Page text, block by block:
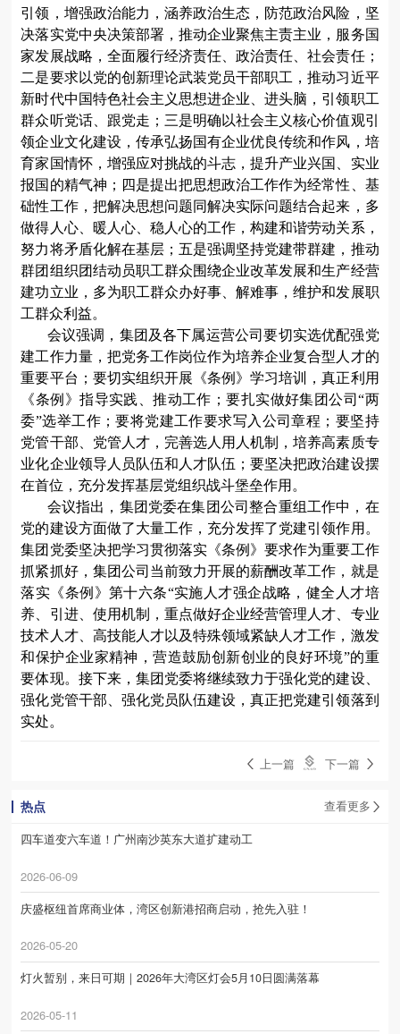
引领，增强政治能力，涵养政治生态，防范政治风险，坚
决落实党中央决策部署，推动企业聚焦主责主业，服务国
家发展战略，全面履行经济责任、政治责任、社会责任；
二是要求以党的创新理论武装党员干部职工，推动习近平
新时代中国特色社会主义思想进企业、进头脑，引领职工
群众听党话、跟党走；三是明确以社会主义核心价值观引
领企业文化建设，传承弘扬国有企业优良传统和作风，培
育家国情怀，增强应对挑战的斗志，提升产业兴国、实业
报国的精气神；四是提出把思想政治工作作为经常性、基
础性工作，把解决思想问题同解决实际问题结合起来，多
做得人心、暖人心、稳人心的工作，构建和谐劳动关系，
努力将矛盾化解在基层；五是强调坚持党建带群建，推动
群团组织团结动员职工群众围绕企业改革发展和生产经营
建功立业，多为职工群众办好事、解难事，维护和发展职
工群众利益。
会议强调，集团及各下属运营公司要切实选优配强党
建工作力量，把党务工作岗位作为培养企业复合型人才的
重要平台；要切实组织开展《条例》学习培训，真正利用
《条例》指导实践、推动工作；要扎实做好集团公司“两
委”选举工作；要将党建工作要求写入公司章程；要坚持
党管干部、党管人才， 完善选人用人机制，培养高素质专
业化企业领导人员队伍和人才队伍；要坚决把政治建设摆
在首位，充分发挥基层党组织战斗堡垒作用。
会议指出，集团党委在集团公司整合重组工作中，在
党的建设方面做了大量工作，充分发挥了党建引领作用。
集团党委坚决把学习贯彻落实《条例》要求作为重要工作
抓紧抓好，集团公司当前致力开展的薪酬改革工作，就是
落实《条例》第十六条“实施人才强企战略，健全人才培
养、引进、使用机制，重点做好企业经营管理人才、专业
技术人才、高技能人才以及特殊领域紧缺人才工作，激发
和保护企业家精神，营造鼓励创新创业的良好环境”的重
要体现。接下来，集团党委将继续致力于强化党的建设、
强化党管干部、强化党员队伍建设，真正把党建引领落到
实处。
上一篇 下一篇
热点 查看更多
四车道变六车道！广州南沙英东大道扩建动工
2026-06-09
庆盛枢纽首席商业体，湾区创新港招商启动，抢先入驻！
2026-05-20
灯火暂别，来日可期｜2026年大湾区灯会5月10日圆满落幕
2026-05-11